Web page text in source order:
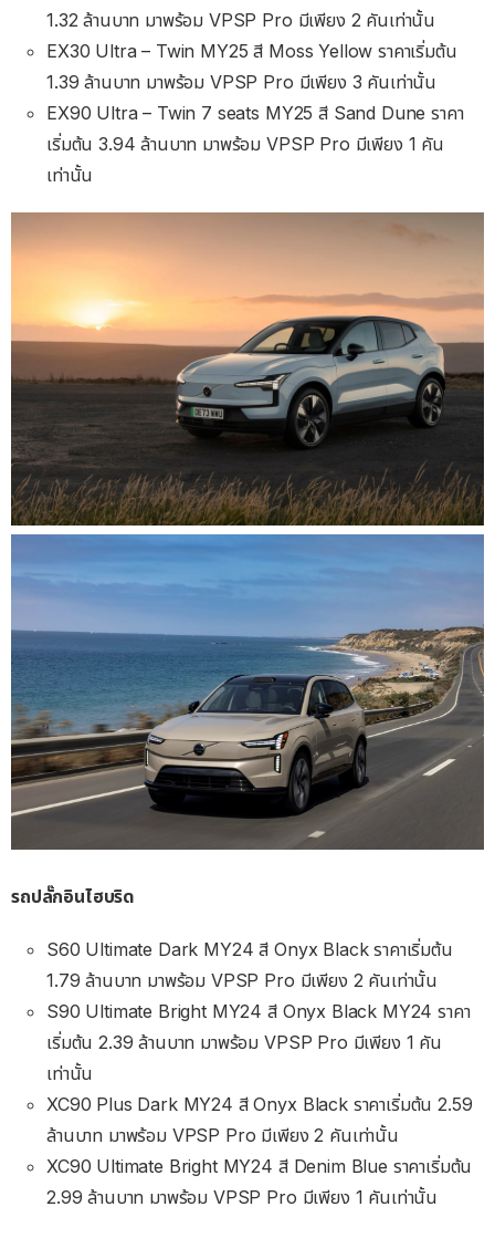
1.32 ล้านบาท มาพร้อม VPSP Pro มีเพียง 2 คันเท่านั้น
EX30 Ultra – Twin MY25 สี Moss Yellow ราคาเริ่มต้น
1.39 ล้านบาท มาพร้อม VPSP Pro มีเพียง 3 คันเท่านั้น
EX90 Ultra – Twin 7 seats MY25 สี Sand Dune ราคา
เริ่มต้น 3.94 ล้านบาท มาพร้อม VPSP Pro มีเพียง 1 คัน
เท่านั้น
รถปลั๊กอินไฮบริด
S60 Ultimate Dark MY24 สี Onyx Black ราคาเริ่มต้น
1.79 ล้านบาท มาพร้อม VPSP Pro มีเพียง 2 คันเท่านั้น
S90 Ultimate Bright MY24 สี Onyx Black MY24 ราคา
เริ่มต้น 2.39 ล้านบาท มาพร้อม VPSP Pro มีเพียง 1 คัน
เท่านั้น
XC90 Plus Dark MY24 สี Onyx Black ราคาเริ่มต้น 2.59
ล้านบาท มาพร้อม VPSP Pro มีเพียง 2 คันเท่านั้น
XC90 Ultimate Bright MY24 สี Denim Blue ราคาเริ่มต้น
2.99 ล้านบาท มาพร้อม VPSP Pro มีเพียง 1 คันเท่านั้น